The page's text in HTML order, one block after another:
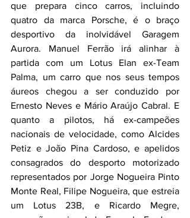
que prepara cinco carros, incluindo
quatro da marca Porsche, é o braço
desportivo da inolvidável Garagem
Aurora. Manuel Ferrão irá alinhar à
partida com um Lotus Elan ex-Team
Palma, um carro que nos seus tempos
áureos chegou a ser conduzido por
Ernesto Neves e Mário Araújo Cabral. E
quanto a pilotos, há ex-campeões
nacionais de velocidade, como Alcides
Petiz e João Pina Cardoso, e apelidos
consagrados do desporto motorizado
representados por Jorge Nogueira Pinto
Monte Real, Filipe Nogueira, que estreia
um Lotus 23B, e Ricardo Megre,